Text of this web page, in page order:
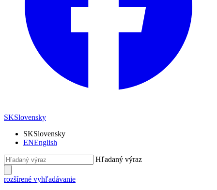
SKSlovensky
SKSlovensky
ENEnglish
Hľadaný výraz
rozšírené vyhľadávanie